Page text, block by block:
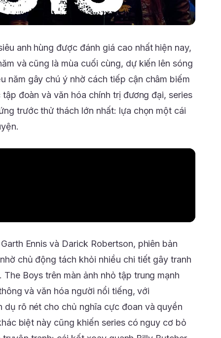
anh hùng được đánh giá cao nhất hiện nay,
và cũng là mùa cuối cùng, dự kiến lên sóng
năm gây chú ý nhờ cách tiếp cận châm biếm
đoàn và văn hóa chính trị đương đại, series
trước thử thách lớn nhất: lựa chọn một cái
Ennis và Darick Robertson, phiên bản
chủ động tách khỏi nhiều chi tiết gây tranh
Boys trên màn ảnh nhỏ tập trung mạnh
và văn hóa người nổi tiếng, với
dụ rõ nét cho chủ nghĩa cực đoan và quyền
biệt này cũng khiến series có nguy cơ bỏ